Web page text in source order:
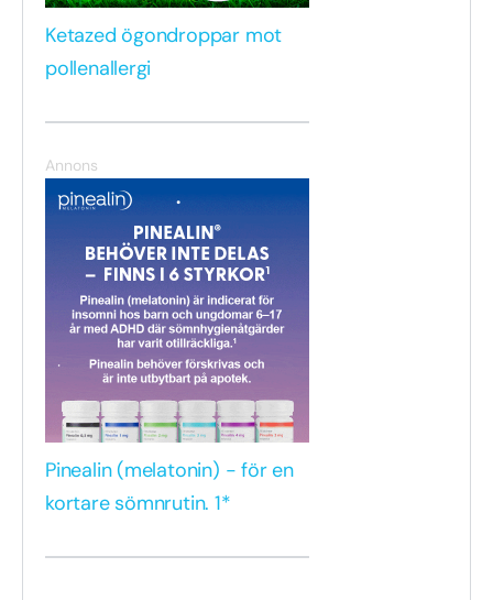
Ketazed ögondroppar mot
pollenallergi
Annons
Pinealin (melatonin) - för en
kortare sömnrutin. 1*